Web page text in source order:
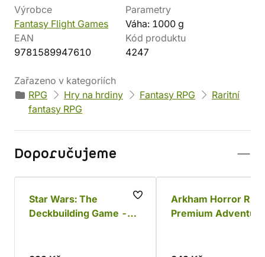
Výrobce
Fantasy Flight Games
Parametry
Váha: 1000 g
EAN
9781589947610
Kód produktu
4247
Zařazeno v kategoriích
RPG
Hry na hrdiny Fantasy RPG
Raritní
fantasy RPG
Doporučujeme
Star Wars: The
Deckbuilding Game -
Arkham Horror RPG:
Premium